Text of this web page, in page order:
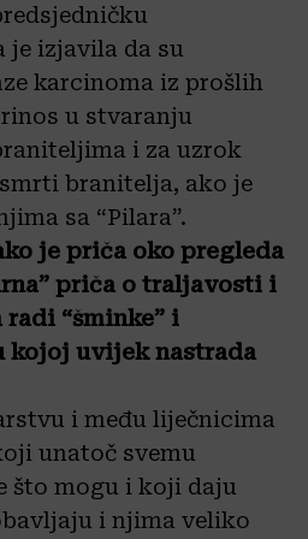
izjavila da su
karcinoma iz prošlih
u stvaranju
i za uzrok
branitelja, ako je
sa “Pilara”.
je priča oko pregleda
priča o traljavosti i
“šminke” i
kojoj uvijek nastrada
i među liječnicima
unatoč svemu
što mogu i koji daju
i njima veliko